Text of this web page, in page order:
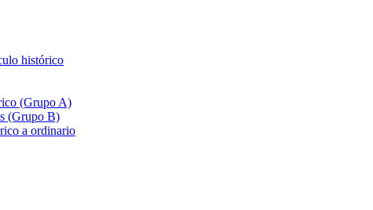
histórico
(Grupo A)
(Grupo B)
a ordinario